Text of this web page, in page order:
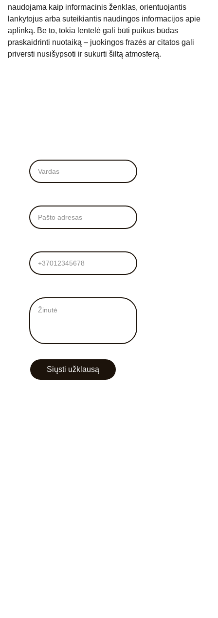
naudojama kaip informacinis ženklas, orientuojantis
lankytojus arba suteikiantis naudingos informacijos apie
aplinką. Be to, tokia lentelė gali būti puikus būdas
praskaidrinti nuotaiką – juokingos frazės ar citatos gali
priversti nusišypsoti ir sukurti šiltą atmosferą.
Siųsti užklausą